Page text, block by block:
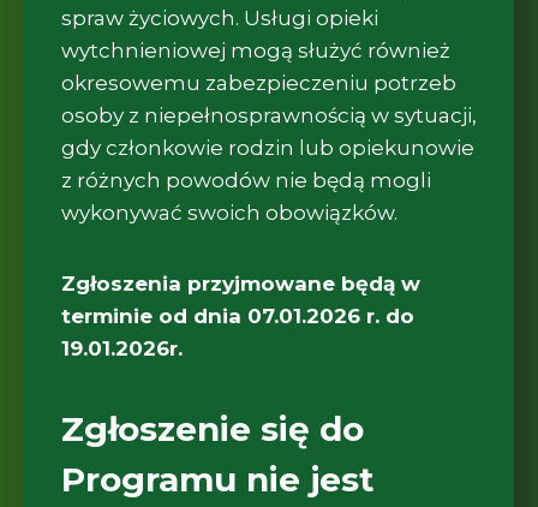
spraw życiowych. Usługi opieki
wytchnieniowej mogą służyć również
okresowemu zabezpieczeniu potrzeb
osoby z niepełnosprawnością w sytuacji,
gdy członkowie rodzin lub opiekunowie
z różnych powodów nie będą mogli
wykonywać swoich obowiązków.
Zgłoszenia przyjmowane będą w
terminie od dnia 07.01.2026 r. do
19.01.2026r.
Zgłoszenie się do
Programu nie jest